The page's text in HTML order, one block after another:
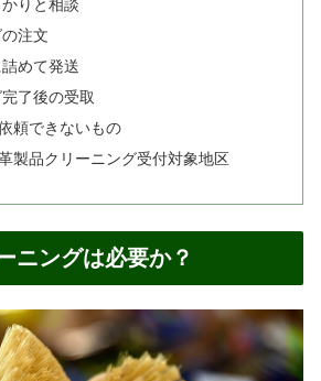
りと相談
注文
めて発送
了後の受取
頼できないもの
製品クリーニング受付対象地区
ニングは必要か？